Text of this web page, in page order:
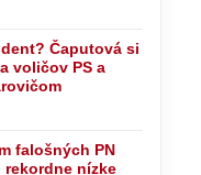
Čaputová si
voličov PS a
falošných PN
nízke